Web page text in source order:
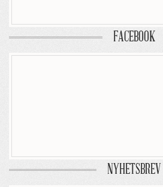
FACEBOOK
NYHETSBREV